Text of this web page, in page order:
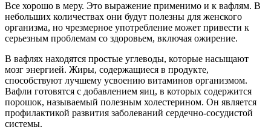
Все хорошо в меру. Это выражение применимо и к вафлям. В
небольших количествах они будут полезны для женского
организма, но чрезмерное употребление может привести к
серьезным проблемам со здоровьем, включая ожирение.
В вафлях находятся простые углеводы, которые насыщают
мозг энергией. Жиры, содержащиеся в продукте,
способствуют лучшему усвоению витаминов организмом.
Вафли готовятся с добавлением яиц, в которых содержится
порошок, называемый полезным холестерином. Он является
профилактикой развития заболеваний сердечно-сосудистой
системы.